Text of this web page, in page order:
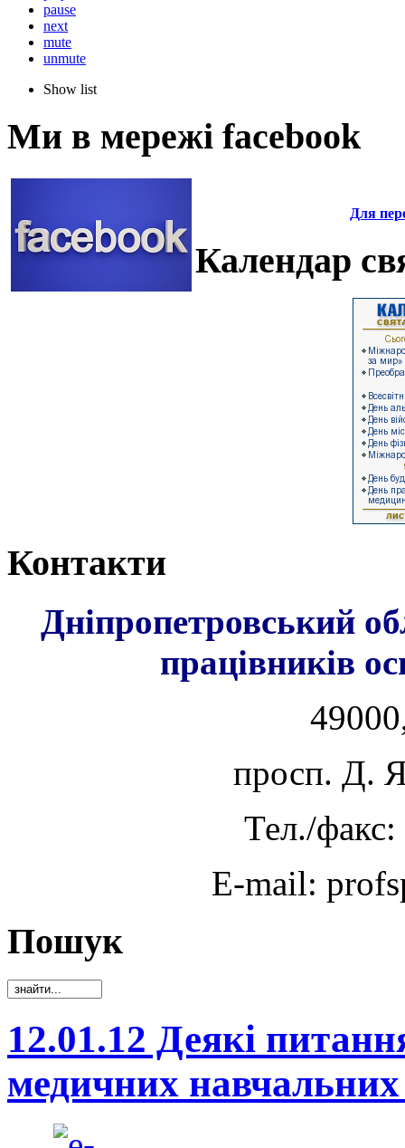
pause
next
mute
unmute
Show list
Ми в мережі facebook
Для
Календар
Контакти
Дніпропетровський
працівників
просп. Д.
Тел./
E-mail:
Пошук
12.01.12 Деякі
медичних